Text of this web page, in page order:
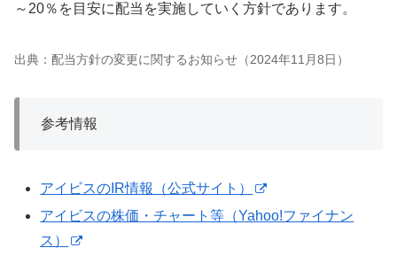
～20％を目安に配当を実施していく方針であります。
出典：配当方針の変更に関するお知らせ（2024年11月8日）
参考情報
アイビスのIR情報（公式サイト）
アイビスの株価・チャート等（Yahoo!ファイナン
ス）